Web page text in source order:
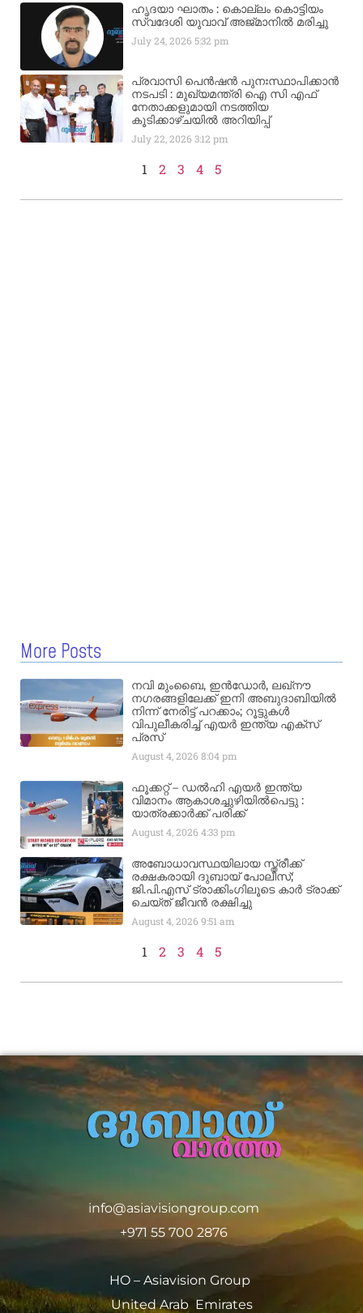
ഹൃദയാ ഘാതം : കൊല്ലം കൊട്ടിയം
സ്വദേശി യുവാവ് അജ്മാനിൽ മരിച്ചു
July 24, 20265:32 pm
പ്രവാസി പെൻഷൻ പുനഃസ്ഥാപിക്കാൻ
നടപടി : മുഖ്യമന്ത്രി ഐ സി എഫ്
നേതാക്കളുമായി നടത്തിയ
കൂടിക്കാഴ്ചയിൽ അറിയിപ്പ്
July 22, 20263:12 pm
1 2 3 4 5
More Posts
നവി മുംബൈ, ഇൻഡോർ, ലഖ്നൗ
നഗരങ്ങളിലേക്ക് ഇനി അബുദാബിയിൽ
നിന്ന് നേരിട്ട് പറക്കാം; റൂട്ടുകൾ
വിപുലീകരിച്ച് എയർ ഇന്ത്യ എക്സ്
പ്രസ്
August 4, 20268:04 pm
ഫൂക്കറ്റ് – ഡൽഹി എയര്‍ ഇന്ത്യ
വിമാനം ആകാശച്ചുഴിയില്‍പെട്ടു :
യാത്രക്കാര്‍ക്ക് പരിക്ക്
August 4, 20264:33 pm
അബോധാവസ്ഥയിലായ സ്ത്രീക്ക്
രക്ഷകരായി ദുബായ് പോലീസ്;
ജി.പി.എസ് ട്രാക്കിംഗിലൂടെ കാർ ട്രാക്ക്
ചെയ്ത് ജീവൻ രക്ഷിച്ചു
August 4, 20269:51 am
1 2 3 4 5
info@asiavisiongroup.com
+971 55 700 2876
HO – Asiavision Group
United Arab Emirates